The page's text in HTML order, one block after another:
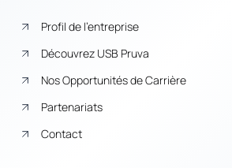
Profil de l’entreprise
Découvrez USB Pruva
Nos Opportunités de Carrière
Partenariats
Contact